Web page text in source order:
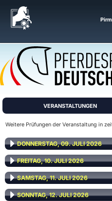
VERANSTALTUNGEN
Weitere Prüfungen der Veranstaltung in
DONNERSTAG, 09. JULI 2026
FREITAG, 10. JULI 2026
SAMSTAG, 11. JULI 2026
SONNTAG, 12. JULI 2026